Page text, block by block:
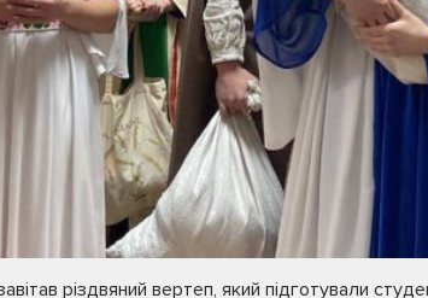
різдвяний вертеп, який підготували